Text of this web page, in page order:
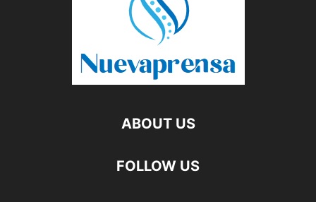
ABOUT US
FOLLOW US